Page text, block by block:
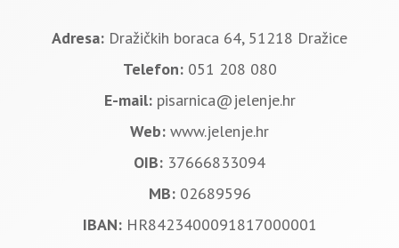
Adresa: Dražičkih boraca 64, 51218 Dražice
Telefon: 051 208 080
E-mail: pisarnica@jelenje.hr
Web: www.jelenje.hr
OIB: 37666833094
MB: 02689596
IBAN: HR8423400091817000001